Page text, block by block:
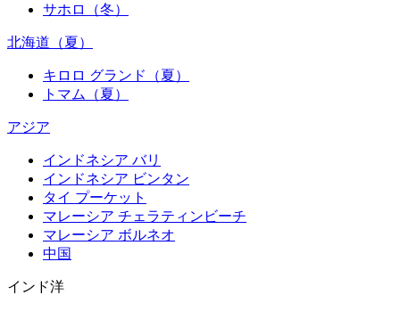
サホロ（冬）
北海道（夏）
キロロ グランド（夏）
トマム（夏）
アジア
インドネシア バリ
インドネシア ビンタン
タイ プーケット
マレーシア チェラティンビーチ
マレーシア ボルネオ
中国
インド洋